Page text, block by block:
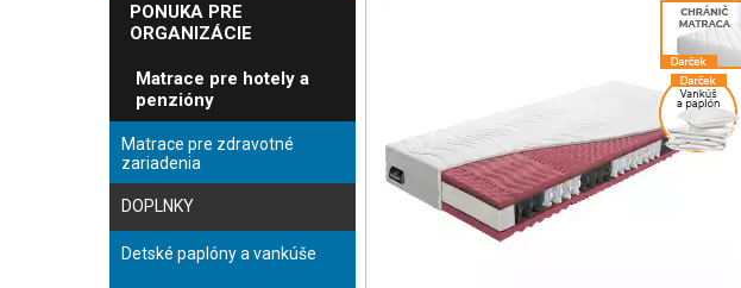
PONUKA PRE
ORGANIZÁCIE
Matrace pre hotely a
penzióny
Matrace pre zdravotné
zariadenia
DOPLNKY
Detské paplóny a vankúše